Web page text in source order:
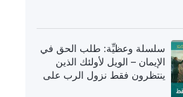
كلمة الله – مسؤوليات القادة والعاملين
(5) (القسم الثالث)
سلسلة وعظيِّة: طلب الحق في
الإيمان – الويل لأولئك الذين
ينتظرون فقط نزول الرب على